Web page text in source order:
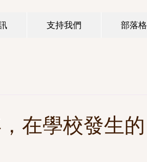
支持我們 部落格
在學校發生的